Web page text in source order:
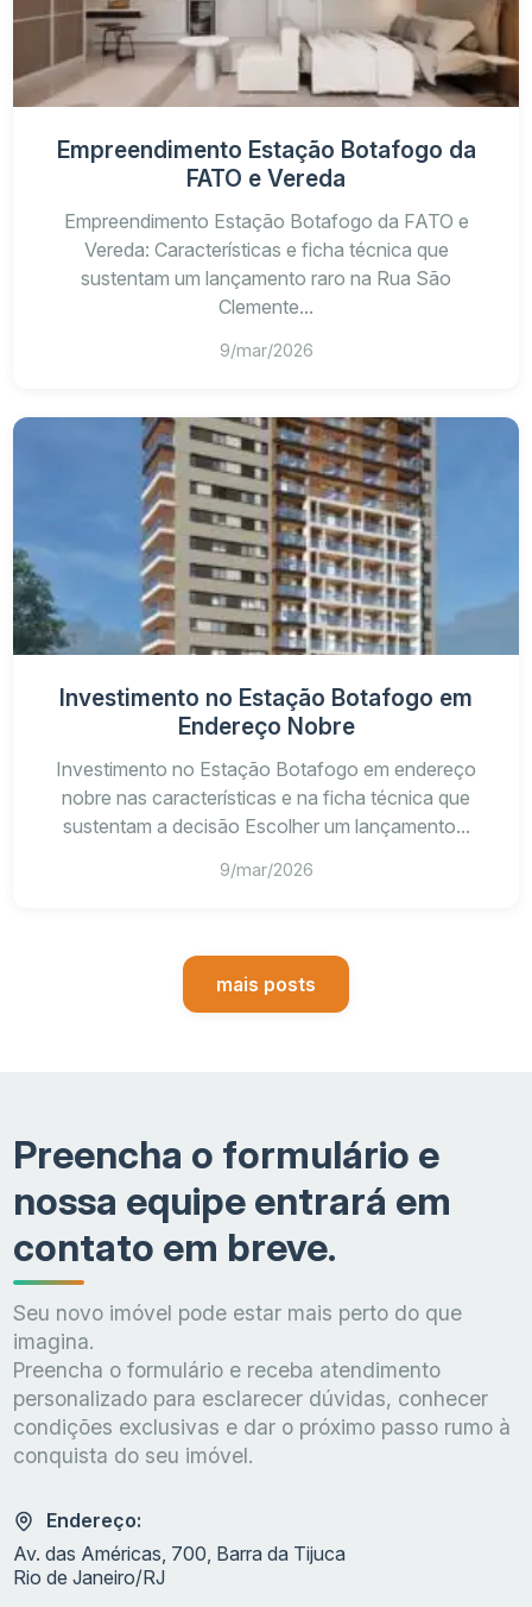
Empreendimento Estação Botafogo da
FATO e Vereda
Empreendimento Estação Botafogo da FATO e
Vereda: Características e ficha técnica que
sustentam um lançamento raro na Rua São
Clemente...
9/mar/2026
Investimento no Estação Botafogo em
Endereço Nobre
Investimento no Estação Botafogo em endereço
nobre nas características e na ficha técnica que
sustentam a decisão Escolher um lançamento...
9/mar/2026
mais posts
Preencha o formulário e
nossa equipe entrará em
contato em breve.
Seu novo imóvel pode estar mais perto do que
imagina.
Preencha o formulário e receba atendimento
personalizado para esclarecer dúvidas, conhecer
condições exclusivas e dar o próximo passo rumo à
conquista do seu imóvel.
Endereço:
Av. das Américas, 700, Barra da Tijuca
Rio de Janeiro/RJ